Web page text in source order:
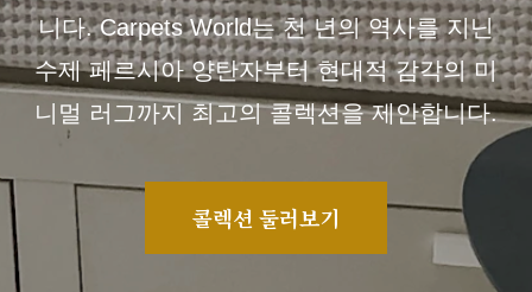
니다. Carpets World는 천 년의 역사를 지닌
수제 페르시아 양탄자부터 현대적 감각의 미
니멀 러그까지 최고의 콜렉션을 제안합니다.
콜렉션 둘러보기